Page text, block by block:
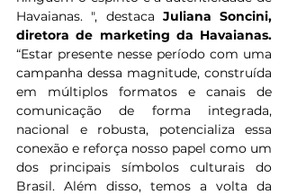
Havaianas. ", destaca Juliana Soncini,
“Estar presente nesse período com uma
campanha dessa magnitude, construída
em múltiplos formatos e canais de
comunicação de forma integrada,
nacional e robusta, potencializa essa
conexão e reforça nosso papel como um
dos principais símbolos culturais do
Brasil. Além disso, temos a volta da